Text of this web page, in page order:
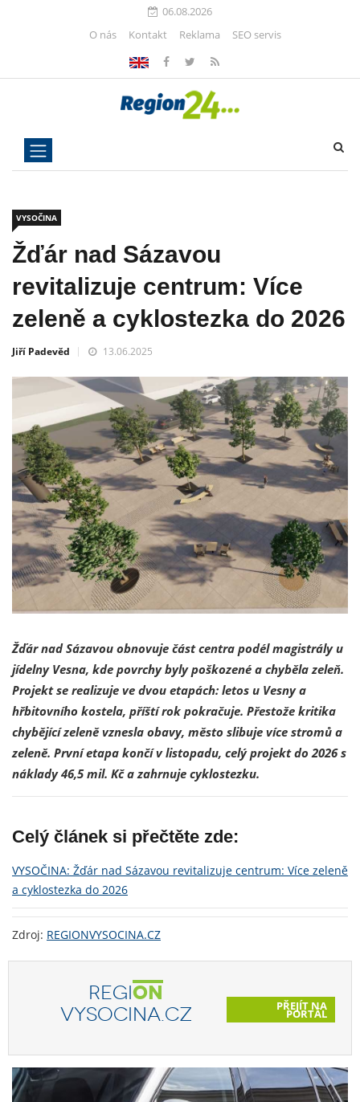
06.08.2026
O nás
Kontakt Reklama SEO servis
VYSOČINA
Žďár nad Sázavou
revitalizuje centrum: Více
zeleně a cyklostezka do 2026
Jiří Padevěd 13.06.2025
Žďár nad Sázavou obnovuje část centra podél magistrály u
jídelny Vesna, kde povrchy byly poškozené a chyběla zeleň.
Projekt se realizuje ve dvou etapách: letos u Vesny a
hřbitovního kostela, příští rok pokračuje. Přestože kritika
chybějící zeleně vznesla obavy, město slibuje více stromů a
zeleně. První etapa končí v listopadu, celý projekt do 2026 s
náklady 46,5 mil. Kč a zahrnuje cyklostezku.
Celý článek si přečtěte zde:
VYSOČINA: Žďár nad Sázavou revitalizuje centrum: Více zeleně
a cyklostezka do 2026
Zdroj: REGIONVYSOCINA.CZ
REGION
VYSOCINA.CZ
PŘEJÍT NA
PORTÁL